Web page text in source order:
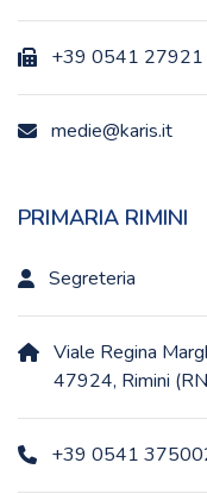
+39 0541 27921
medie@karis.it
PRIMARIA RIMINI
Segreteria
Viale Regina
47924, Rimini
+39 0541